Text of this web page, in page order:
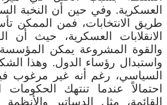
العسكرية. وفي حين أن النخبة
طريق الانتخابات، فمن الممكن
الانقلابات العسكرية، حيث أن
والقوة المشروعة يمكن
واستبدال رؤساء الدول. وهذا
السياسي، رغم أنه غير مرغوب
احتمالاً عندما تنتهك الحكومات
القائمة، مثل الدساتير والأنظمة